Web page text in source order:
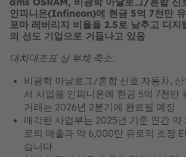
인피니온(Infineon)에 현금 5억 7천만
포마 레버리지 비율을 2.5로 낮추고 디지
의 선도 기업으로 거듭나고 있음
대차대조표 상 부채 축소:
비광학 아날로그/혼합 신호 자동차, 산
서 사업을 인피니온에 현금 5억 7천만
거래는 2026년 2분기에 완료될 예정
매각된 사업부는 2025년 기준 연간 약
로의 매출과 약 6,000만 유로의 조정
습니다